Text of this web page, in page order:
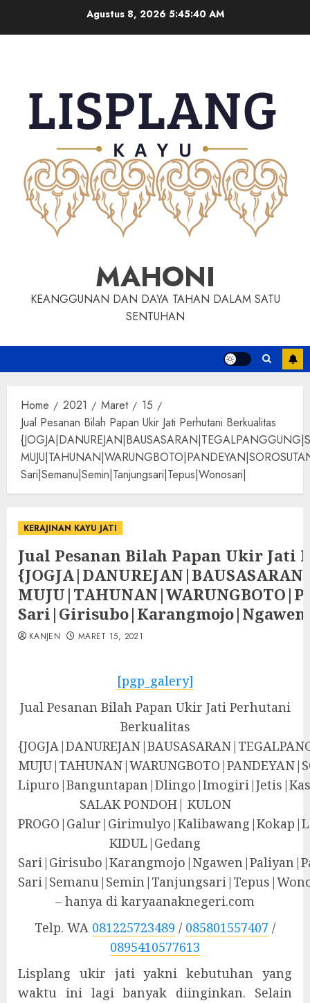
Agustus 8, 20265:45:41 AM
MAHONI
KEANGGUNAN DAN DAYA TAHAN DALAM SATU
SENTUHAN
Home 2021 Maret
15
Jual Pesanan Bilah Papan Ukir Jati Perhutani Berkualitas
Sari|Semanu|Semin|Tanjungsari|Tepus|Wonosari|
KERAJINAN KAYU JATI
Jual Pesanan Bilah Papan Ukir Jati
KANJEN MARET 15, 2021
[pgp_galery]
Jual Pesanan Bilah Papan Ukir Jati Perhutani
Berkualitas
SALAK PONDOH| KULON
KIDUL|Gedang
– hanya di karyaanaknegeri.com
Telp. WA 081225723489 / 085801557407 /
0895410577613
Lisplang ukir jati yakni kebutuhan yang
waktu ini lagi banyak diinginkan. Selain